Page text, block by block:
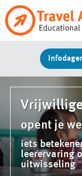
Ga
naar
opent je
iets
leerervaring
uitwisseling